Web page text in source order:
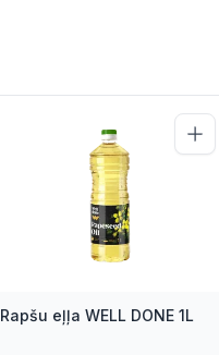
Rapšu eļļa WELL DONE 1L